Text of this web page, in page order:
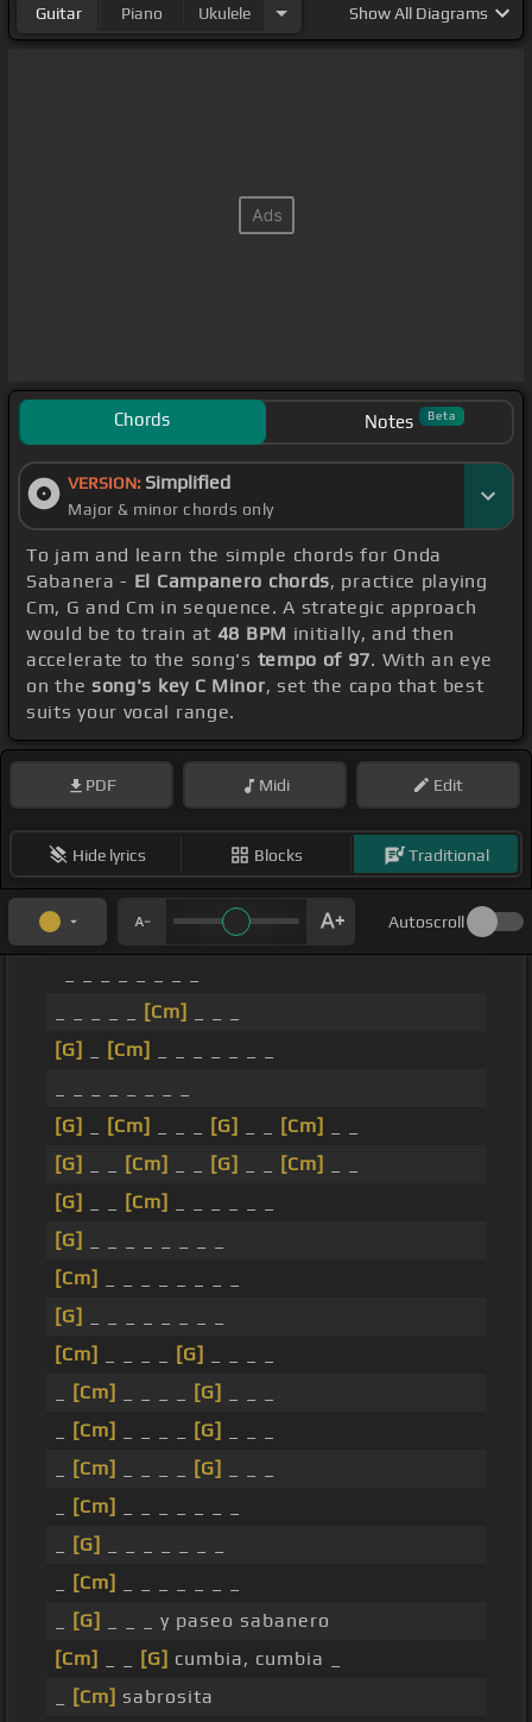
Guitar Piano Ukulele ShowAll Diagrams
Chords Notes Beta
VERSION: Simplified
Major & minor chords only
To jam and learn the simple chords for Onda
Sabanera - El Campanero chords, practice playing
Cm, G and Cm in sequence. A strategic approach
would be to train at 48 BPM initially, and then
accelerate to the song's tempo of 97. With an eye
on the song's key C Minor, set the capo that best
suits your vocal range.
PDF Midi Edit
Hide lyrics Blocks Traditional
Autoscroll
[Cm]
[G]
[Cm]
[G]
[Cm] [G] [Cm]
[G]
[Cm] [G] [Cm]
[G]
[Cm]
[G]
[Cm]
[G]
[Cm]
[G]
[Cm] [G]
[Cm] [G]
[Cm] [G]
[Cm]
[G]
[Cm]
[G]
_ _ _ y paseo sabanero
[Cm]
[G] cumbia, cumbia _
[Cm] sabrosita